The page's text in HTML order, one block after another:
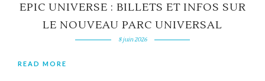
EPIC UNIVERSE : BILLETS ET INFOS SUR
LE NOUVEAU PARC UNIVERSAL
8 juin 2026
READ MORE